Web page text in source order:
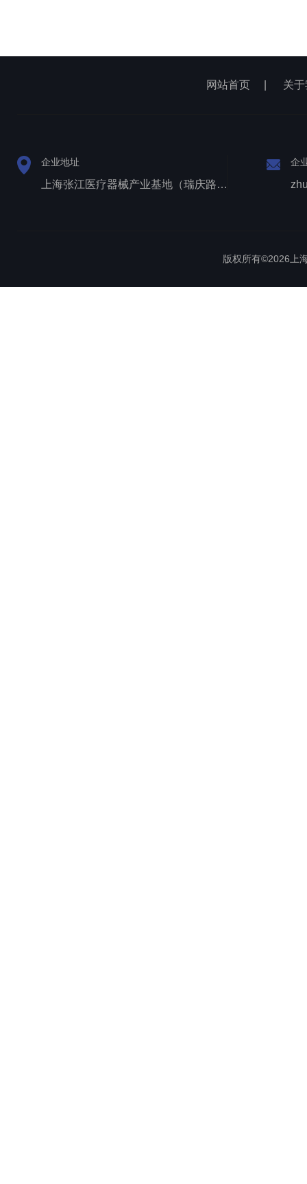
网站首页 关
企业地址
上海张江医疗器械产业基地（瑞庆路528号）
企
版权所有©2026